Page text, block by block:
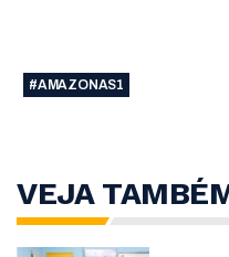
#AMAZONAS1
VEJA